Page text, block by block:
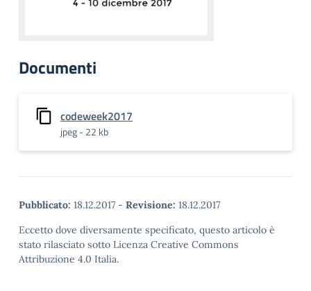
Documenti
codeweek2017
jpeg - 22 kb
Pubblicato: 18.12.2017 - Revisione: 18.12.2017
Eccetto dove diversamente specificato, questo articolo è
stato rilasciato sotto Licenza Creative Commons
Attribuzione 4.0 Italia.